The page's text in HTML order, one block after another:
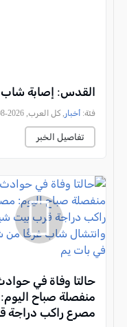
القدس: إصابة
فئة: أخبار , كل العرب, 2026-08-07 08:31:59
تفاصيل الخبر
حالتا وفاة في
منفصلة صباح اليوم:
مصرع راكب دراجة